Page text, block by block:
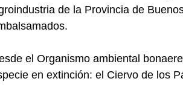
de la Provincia de
el Organismo ambiental
en extinción: el Ciervo de los